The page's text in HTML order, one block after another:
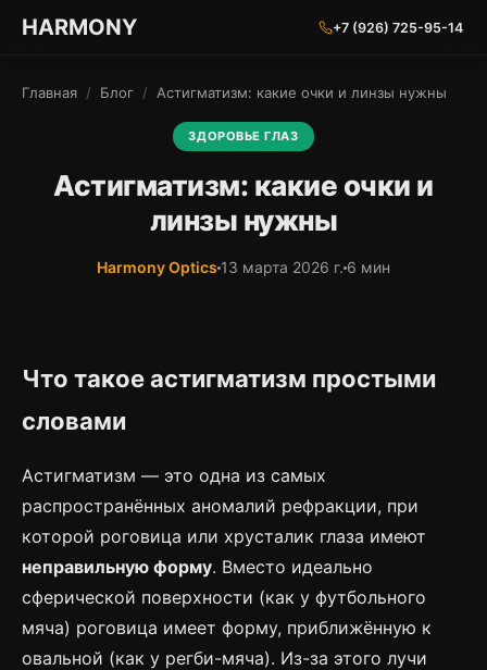
ГАРМОНИЯ ГЛАЗ
HARMONY +7 (926) 725-95-14
Главная / Блог / Астигматизм: какие очки и линзы нужны
ЗДОРОВЬЕ ГЛАЗ
Астигматизм: какие очки и
линзы нужны
Harmony Optics 13 марта 2026 г. 6 мин
Что такое астигматизм простыми
словами
Астигматизм — это одна из самых
распространённых аномалий рефракции, при
которой роговица или хрусталик глаза имеют
неправильную форму. Вместо идеально
сферической поверхности (как у футбольного
мяча) роговица имеет форму, приближённую к
овальной (как у регби-мяча). Из-за этого лучи